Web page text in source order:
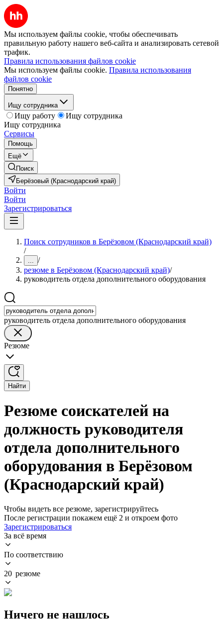
Мы используем файлы cookie, чтобы обеспечивать
правильную работу нашего веб-сайта и анализировать сетевой
трафик.
Правила использования файлов cookie
Мы используем файлы cookie. Правила использования
файлов cookie
Понятно
Ищу сотрудника
Ищу работу
Ищу сотрудника
Ищу сотрудника
Сервисы
Помощь
Ещё
Поиск
Берёзовый (Краснодарский край)
Войти
Войти
Зарегистрироваться
Поиск сотрудников в Берёзовом (Краснодарский край)
/
... /
резюме в Берёзовом (Краснодарский край)/
руководитель отдела дополнительного оборудования
руководитель отдела дополнительного оборудования
Резюме
Найти
Резюме соискателей на
должность руководителя
отдела дополнительного
оборудования в Берёзовом
(Краснодарский край)
Чтобы видеть все резюме, зарегистрируйтесь
После регистрации покажем ещё 2 и откроем фото
Зарегистрироваться
За всё время
По соответствию
20 резюме
Ничего не нашлось